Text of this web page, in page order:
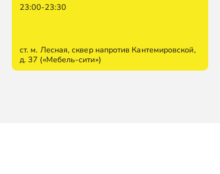
23:00-23:30
ст. м. Лесная, сквер напротив Кантемировской,
д. 37 («Мебель-сити»)